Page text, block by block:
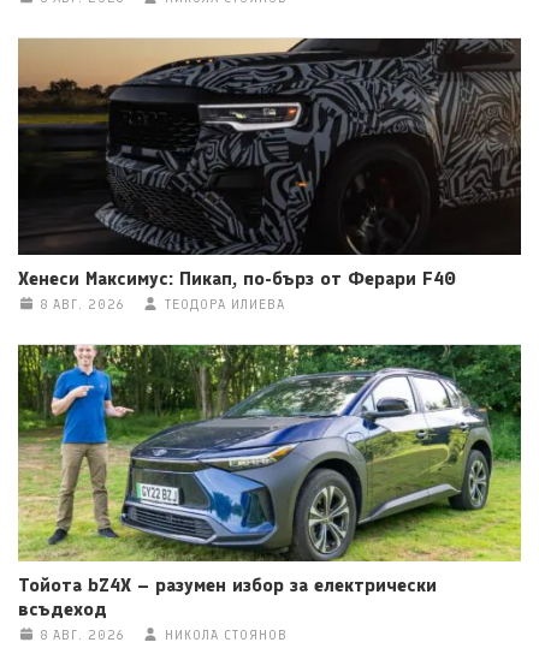
Хенеси Максимус: Пикап, по-бърз от Ферари F40
8 АВГ. 2026 ТЕОДОРА ИЛИЕВА
Тойота bZ4X – разумен избор за електрически
всъдеход
8 АВГ. 2026 НИКОЛА СТОЯНОВ